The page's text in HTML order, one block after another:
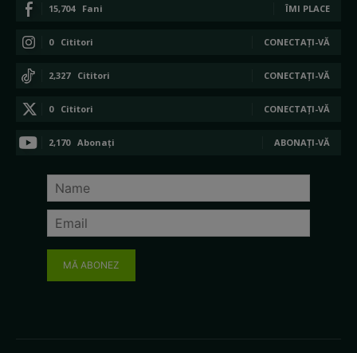
15,704 Fani ÎMI PLACE
0 Cititori CONECTAȚI-VĂ
2,327 Cititori CONECTAȚI-VĂ
0 Cititori CONECTAȚI-VĂ
2,170 Abonați ABONAȚI-VĂ
MĂ ABONEZ